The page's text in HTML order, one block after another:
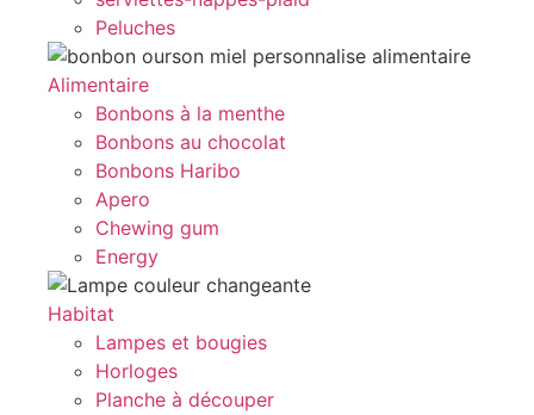
Peluches
Alimentaire
Bonbons à la menthe
Bonbons au chocolat
Bonbons Haribo
Apero
Chewing gum
Energy
Habitat
Lampes et bougies
Horloges
Planche à découper